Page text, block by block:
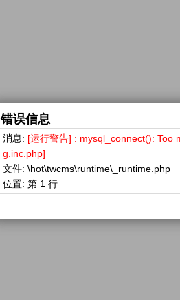
错误信息
消息: [运行警告] : mysql_connect(): Too
g.inc.php]
文件: \hot\twcms\runtime\_runtime.php
位置: 第 1 行